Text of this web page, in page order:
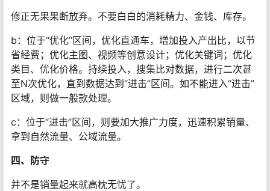
修正无果果断放弃。不要白白的消耗精力、金钱、库存。
b：位于“优化”区间，优化直通车，增加投入产出比，以节
省经费；优化主图、视频等创意设计；优化关键词；优化
类目、优化价格。持续投入，搜集比对数据，进行二次甚
至N次优化，直到数据达到“进击”区间。如不能进入“进击”
区域，则做一般款处理。
c：位于“进击”区间，则要加大推广力度，迅速积累销量、
拿到自然流量、公域流量。
四、防守
并不是销量起来就高枕无忧了。